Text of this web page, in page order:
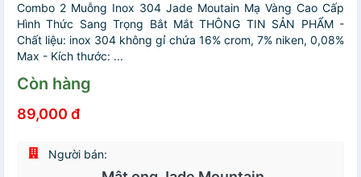
Combo 2 Muỗng Inox 304 Jade Moutain Mạ Vàng Cao Cấp
Hình Thức Sang Trọng Bắt Mắt THÔNG TIN SẢN PHẨM -
Chất liệu: inox 304 không gỉ chứa 16% crom, 7% niken, 0,08%
Max - Kích thước: ...
Còn hàng
89,000 đ
Người bán: